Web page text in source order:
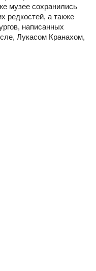
музее сохранились
редкостей, а также
написанных
Лукасом Кранахом,